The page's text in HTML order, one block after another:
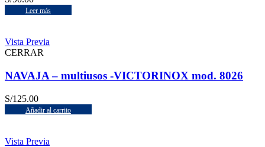
Leer más
Vista Previa
CERRAR
NAVAJA – multiusos -VICTORINOX mod. 8026
S/125.00
Añadir al carrito
Vista Previa